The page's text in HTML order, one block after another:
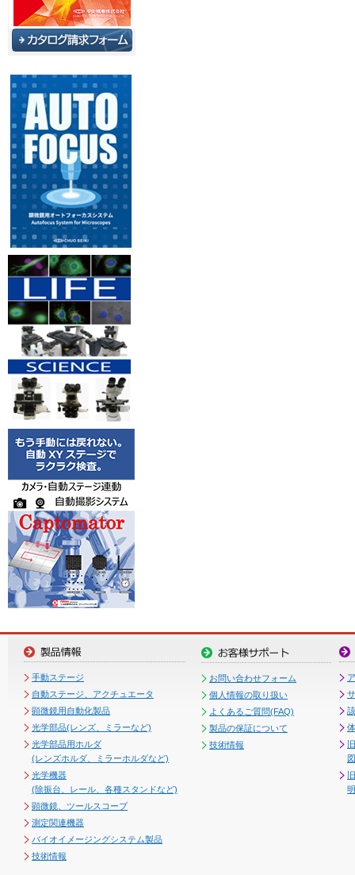
手動ステージ
自動ステージ、アクチュエータ
顕微鏡用自動化製品
光学部品(レンズ、ミラーなど)
光学部品用ホルダ
(レンズホルダ、ミラーホルダなど)
光学機器
(除振台、レール、各種スタンドなど)
顕微鏡、ツールスコープ
測定関連機器
バイオイメージングシステム製品
技術情報
お問い合わせフォーム
個人情報の取り扱い
よくあるご質問(FAQ)
製品の保証について
技術情報